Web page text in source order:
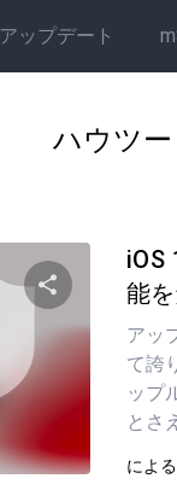
ップデート
ハウツー
この記事
iOS
能
アッ
て誇
ップ
とさ
による